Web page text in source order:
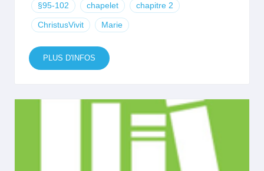
§95-102 chapelet chapitre 2
ChristusVivit Marie
PLUS D'INFOS